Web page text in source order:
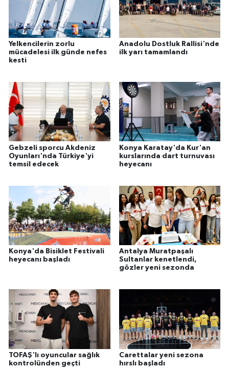
Yelkencilerin zorlu
mücadelesi ilk günde nefes
kesti
Anadolu Dostluk Rallisi'nde
ilk yarı tamamlandı
Gebzeli sporcu Akdeniz
Oyunları'nda Türkiye'yi
temsil edecek
Konya Karatay'da Kur'an
kurslarında dart turnuvası
heyecanı
Konya'da Bisiklet Festivali
heyecanı başladı
Antalya Muratpaşalı
Sultanlar kenetlendi,
gözler yeni sezonda
TOFAŞ'lı oyuncular sağlık
kontrolünden geçti
Carettalar yeni sezona
hırslı başladı